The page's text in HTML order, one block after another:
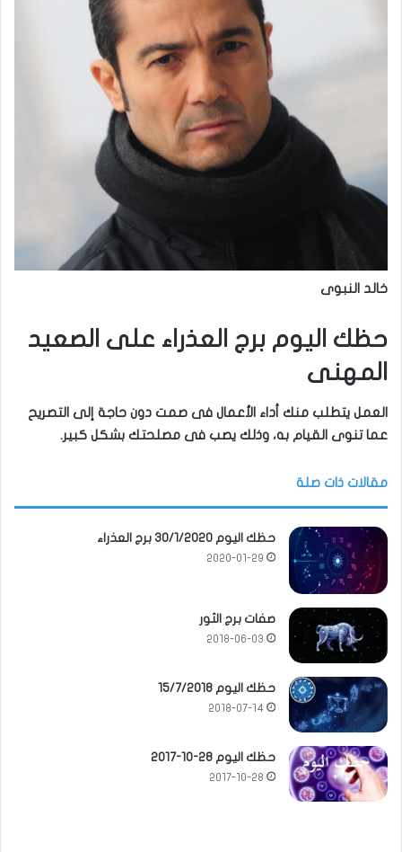
خالد النبوى
حظك اليوم برج العذراء على الصعيد
المهنى
العمل يتطلب منك أداء الأعمال فى صمت دون حاجة إلى التصريح
عما تنوى القيام به، وذلك يصب فى مصلحتك بشكل كبير.
مقالات ذات صلة
حظك اليوم 30/1/2020 برج العذراء
2020-01-29
صفات برج الثور
2018-06-03
حظك اليوم 15/7/2018
2018-07-14
حظك اليوم 28-10-2017
2017-10-28